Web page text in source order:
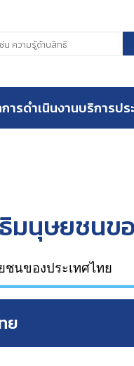
ารดำเนินงานบริการปร
นุษยชนขอ
นของประเทศไทย
ย